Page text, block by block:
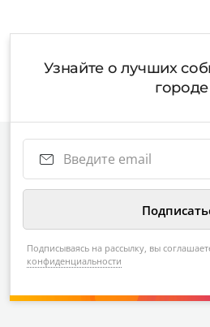
Узнайте о лучших
городе
Подписываясь на рассылку, вы
конфиденциальности